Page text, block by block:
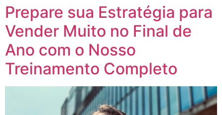
Prepare sua Estratégia para
Vender Muito no Final de
Ano com o Nosso
Treinamento Completo